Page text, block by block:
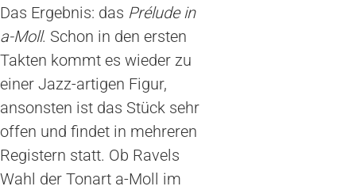
Das Ergebnis: das Prélude in
a-Moll. Schon in den ersten
Takten kommt es wieder zu
einer Jazz-artigen Figur,
ansonsten ist das Stück sehr
offen und findet in mehreren
Registern statt. Ob Ravels
Wahl der Tonart a-Moll im